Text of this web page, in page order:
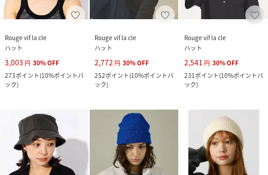
Rouge vif la cle
ハット
3,003 円 30%OFF
273ポイント(10%ポイントバ
ック)
Rouge vif la cle
ハット
2,772 円 30%OFF
252ポイント(10%ポイントバ
ック)
Rouge vif la cle
ハット
2,541 円 30%OFF
231ポイント(10%ポイントバ
ック)